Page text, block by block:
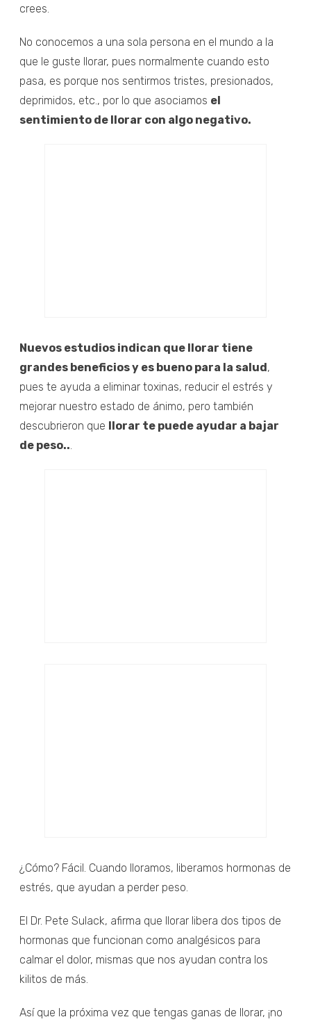
crees.
No conocemos a una sola persona en el mundo a la
que le guste llorar, pues normalmente cuando esto
pasa, es porque nos sentirmos tristes, presionados,
deprimidos, etc., por lo que asociamos el
sentimiento de llorar con algo negativo.
Nuevos estudios indican que llorar tiene
grandes beneficios y es bueno para la salud,
pues te ayuda a eliminar toxinas, reducir el estrés y
mejorar nuestro estado de ánimo, pero también
descubrieron que llorar te puede ayudar a bajar
de peso..
¿Cómo? Fácil. Cuando lloramos, liberamos hormonas de
estrés, que ayudan a perder peso.
El Dr. Pete Sulack, afirma que llorar libera dos tipos de
hormonas que funcionan como analgésicos para
calmar el dolor, mismas que nos ayudan contra los
kilitos de más.
Así que la próxima vez que tengas ganas de llorar, ¡no